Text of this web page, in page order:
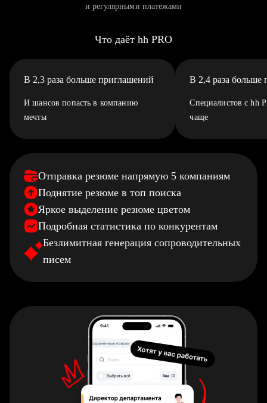
и регулярными платежами
Что даёт hh PRO
В 2,3 раза больше приглашений
И шансов попасть в компанию
мечты
В 2,4 раза больше
Специалистов с hh
чаще
Отправка резюме напрямую 5 компаниям
Поднятие резюме в топ поиска
Яркое выделение резюме цветом
Подробная статистика по конкурентам
Безлимитная генерация сопроводительных
писем